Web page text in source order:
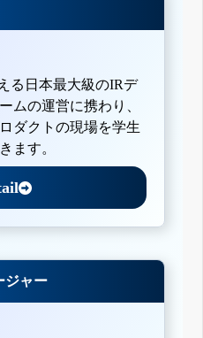
る日本最大級のIRデ
ムの運営に携わり、
ダクトの現場を学生
ます。
ジャー